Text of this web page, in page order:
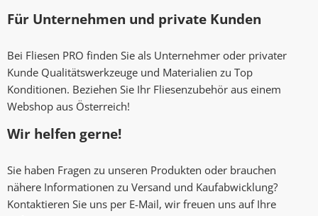
Für Unternehmen und private Kunden
Bei Fliesen PRO finden Sie als Unternehmer oder privater
Kunde Qualitätswerkzeuge und Materialien zu Top
Konditionen. Beziehen Sie Ihr Fliesenzubehör aus einem
Webshop aus Österreich!
Wir helfen gerne!
Sie haben Fragen zu unseren Produkten oder brauchen
nähere Informationen zu Versand und Kaufabwicklung?
Kontaktieren Sie uns per E-Mail, wir freuen uns auf Ihre